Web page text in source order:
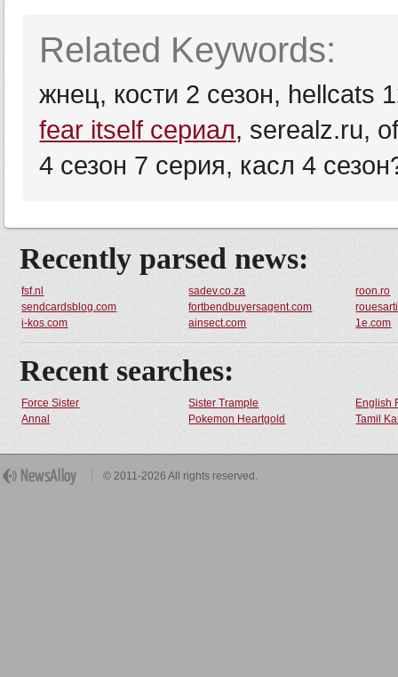
Related Keywords:
жнец, кости 2 сезон, hellcats
fear itself сериал, serealz.ru,
4 сезон 7 серия, касл 4
Recently parsed news:
fsf.nl sadev.co.za
roon.ro
sendcardsblog.com
fortbendbuyersagent.com
i-kos.com
ainsect.com 1e.com
Recent searches:
Force Sister Sister Trample
English
Annal
Pokemon Heartgold Tamil
© 2011-2026 All rights reserved.